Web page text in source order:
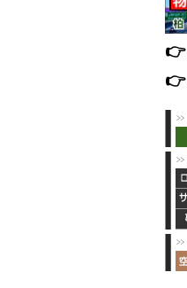
👉️
👉️